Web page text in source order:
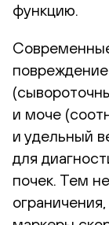
функцию.
и моче
и удельный
для
почек. Тем